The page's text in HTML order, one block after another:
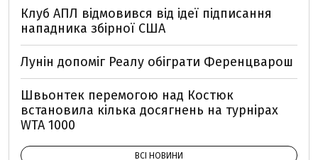
Клуб АПЛ відмовився від ідеї підписання
нападника збірної США
Лунін допоміг Реалу обіграти Ференцварош
Швьонтек перемогою над Костюк
встановила кілька досягнень на турнірах
WTA 1000
ВСІ НОВИНИ